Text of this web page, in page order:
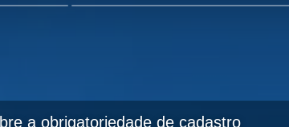
a obrigatoriedade de cadastro